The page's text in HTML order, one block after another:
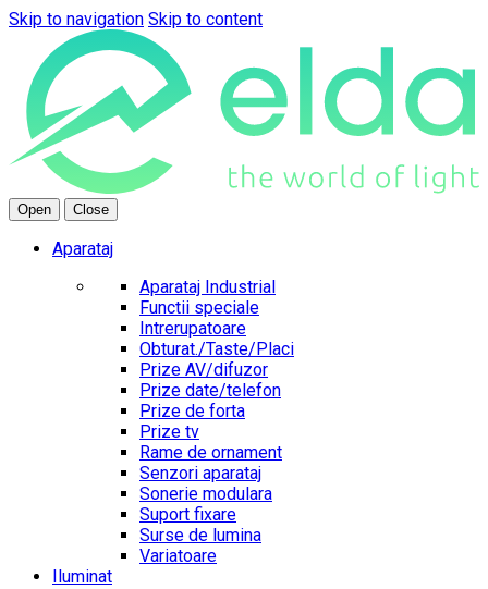
Skip to navigation Skip to content
Open Close
Aparataj
Aparataj Industrial
Functii speciale
Intrerupatoare
Obturat./Taste/Placi
Prize AV/difuzor
Prize date/telefon
Prize de forta
Prize tv
Rame de ornament
Senzori aparataj
Sonerie modulara
Suport fixare
Surse de lumina
Variatoare
Iluminat